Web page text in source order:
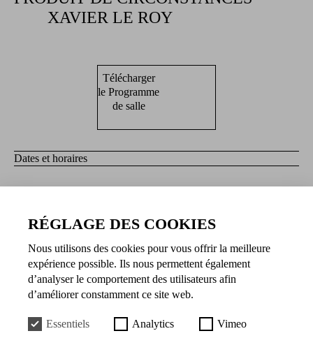
XAVIER LE ROY
Télécharger
le Programme
de salle
Dates et horaires
07.10.2023 à 19:00
RÉGLAGE DES COOKIES
Nous utilisons des cookies pour vous offrir la meilleure
expérience possible. Ils nous permettent également
d’analyser le comportement des utilisateurs afin
d’améliorer constamment ce site web.
Essentiels Analytics Vimeo